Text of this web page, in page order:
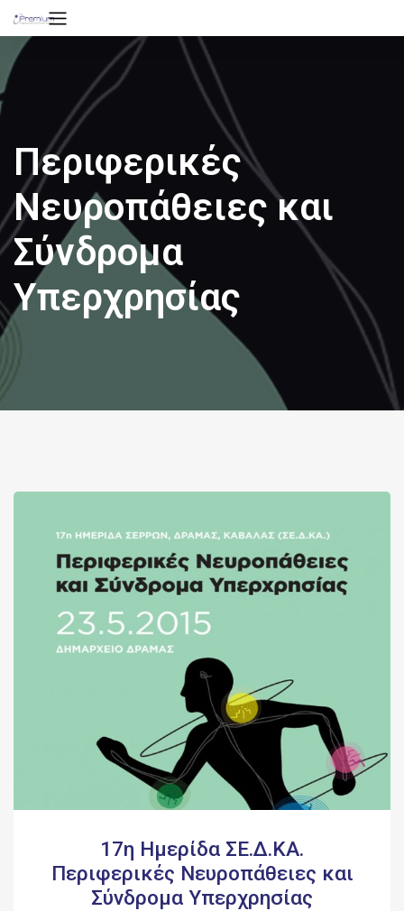
Περιφερικές
Νευροπάθειες και
Σύνδρομα
Υπερχρησίας
17η Ημερίδα ΣΕ.Δ.ΚΑ.
Περιφερικές Νευροπάθειες και
Σύνδρομα Υπερχρησίας